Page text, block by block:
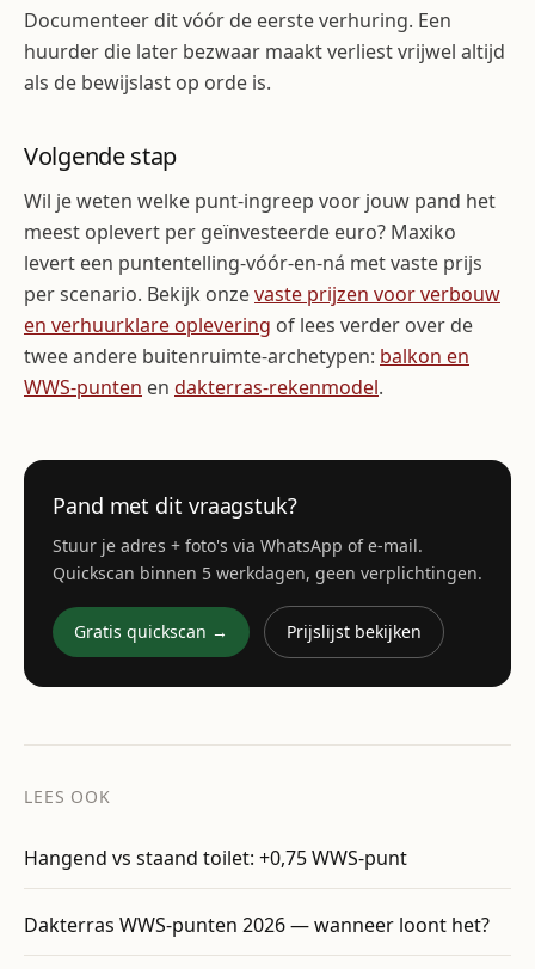
Documenteer dit vóór de eerste verhuring. Een
huurder die later bezwaar maakt verliest vrijwel altijd
als de bewijslast op orde is.
Volgende stap
Wil je weten welke punt-ingreep voor jouw pand het
meest oplevert per geïnvesteerde euro? Maxiko
levert een puntentelling-vóór-en-ná met vaste prijs
per scenario. Bekijk onzevaste prijzen voor verbouw
en verhuurklare oplevering of lees verder over de
twee andere buitenruimte-archetypen: balkon en
WWS-punten en dakterras-rekenmodel.
Pand met dit vraagstuk?
Stuur je adres + foto's via WhatsApp of e-mail.
Quickscan binnen 5 werkdagen, geen verplichtingen.
Gratis quickscan → Prijslijst bekijken
LEES OOK
Hangend vs staand toilet: +0,75 WWS-punt
Dakterras WWS-punten 2026 — wanneer loont het?